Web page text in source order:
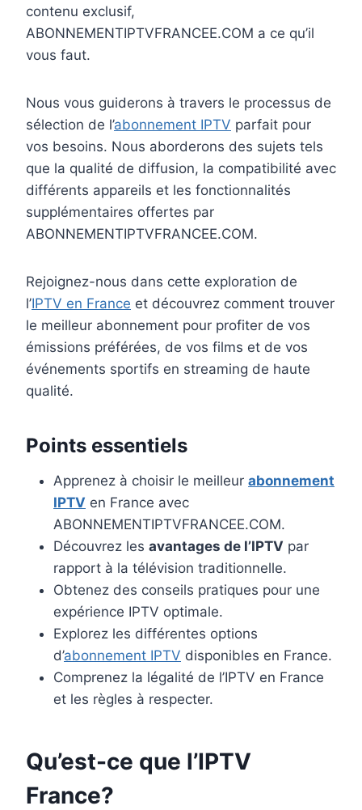
contenu exclusif,
ABONNEMENTIPTVFRANCEE.COM a ce qu’il
vous faut.
Nous vous guiderons à travers le processus de
sélection de l’abonnement IPTV parfait pour
vos besoins. Nous aborderons des sujets tels
que la qualité de diffusion, la compatibilité avec
différents appareils et les fonctionnalités
supplémentaires offertes par
ABONNEMENTIPTVFRANCEE.COM.
Rejoignez-nous dans cette exploration de
l’IPTV en France et découvrez comment trouver
le meilleur abonnement pour profiter de vos
émissions préférées, de vos films et de vos
événements sportifs en streaming de haute
qualité.
Points essentiels
Apprenez à choisir le meilleur abonnement
IPTV en France avec
ABONNEMENTIPTVFRANCEE.COM.
Découvrez les avantages de l’IPTV par
rapport à la télévision traditionnelle.
Obtenez des conseils pratiques pour une
expérience IPTV optimale.
Explorez les différentes options
d’abonnement IPTV disponibles en France.
Comprenez la légalité de l’IPTV en France
et les règles à respecter.
Qu’est-ce que l’IPTV
France?